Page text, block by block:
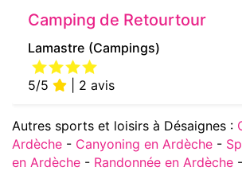
Camping de Retourtour
Lamastre (Campings)
5/5 | 2 avis
Autres sports et loisirs à Désaignes :
Ardèche - Canyoning en Ardèche -
en Ardèche - Randonnée en Ardèche -